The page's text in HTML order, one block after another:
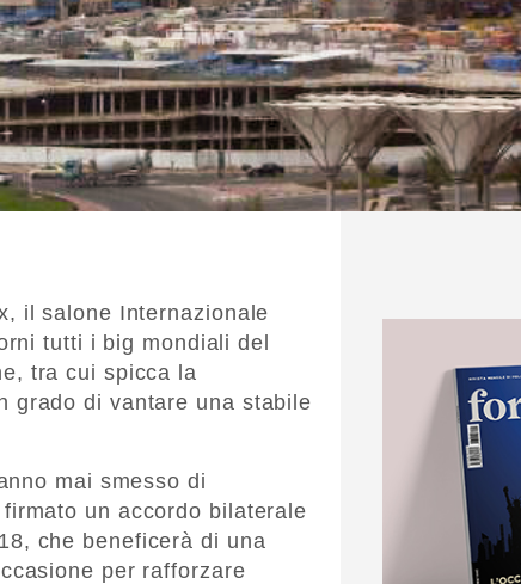
il salone Internazionale
tutti i big mondiali del
tra cui spicca la
grado di vantare una stabile
mai smesso di
un accordo bilaterale
che beneficerà di una
per rafforzare